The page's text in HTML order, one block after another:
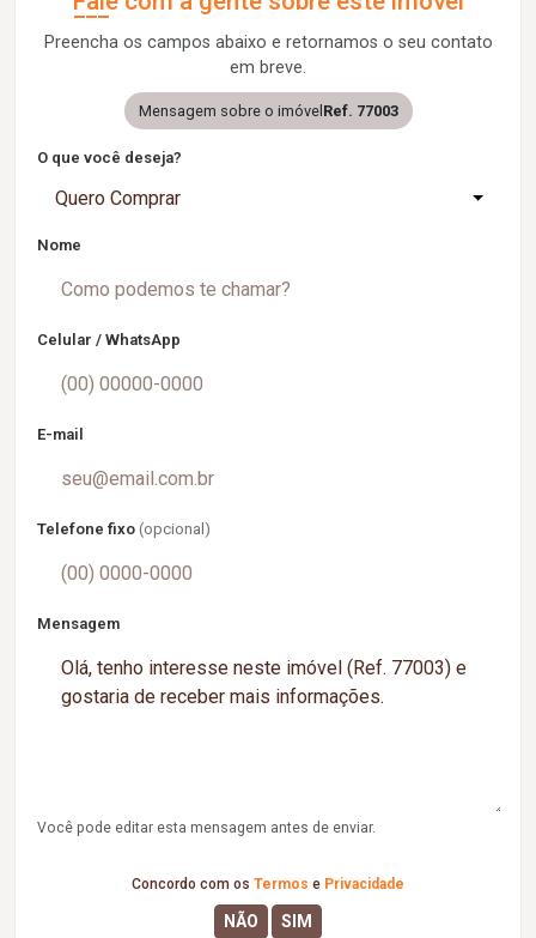
Preencha os campos abaixo e retornamos o seu contato
em breve.
Mensagem sobre o imóvel Ref. 77003
O que você deseja?
Quero Comprar
Nome
Celular / WhatsApp
E-mail
Telefone fixo (opcional)
Mensagem
Você pode editar esta mensagem antes de enviar.
Concordo com os Termos e Privacidade